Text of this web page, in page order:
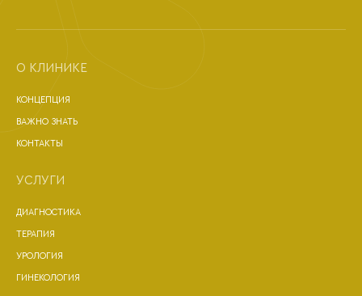
О КЛИНИКЕ
КОНЦЕПЦИЯ
ВАЖНО ЗНАТЬ
КОНТАКТЫ
УСЛУГИ
ДИАГНОСТИКА
ТЕРАПИЯ
УРОЛОГИЯ
ГИНЕКОЛОГИЯ